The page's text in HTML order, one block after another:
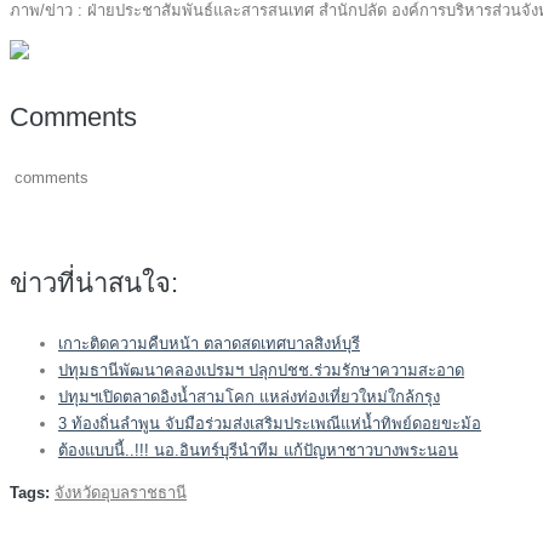
ภาพ/ข่าว : ฝ่ายประชาสัมพันธ์และสารสนเทศ สำนักปลัด องค์การบริหารส่วนจั
Comments
comments
ข่าวที่น่าสนใจ:
เกาะติดความคืบหน้า ตลาดสดเทศบาลสิงห์บุรี
ปทุมธานีพัฒนาคลองเปรมฯ ปลุกปชช.ร่วมรักษาความสะอาด
ปทุมฯเปิดตลาดอิงน้ำสามโคก แหล่งท่องเที่ยวใหม่ใกล้กรุง
3 ท้องถิ่นลำพูน จับมือร่วมส่งเสริมประเพณีแห่น้ำทิพย์ดอยขะม้อ
ต้องแบบนี้..!!! นอ.อินทร์บุรีนำทีม แก้ปัญหาชาวบางพระนอน
Tags: จังหวัดอุบลราชธานี